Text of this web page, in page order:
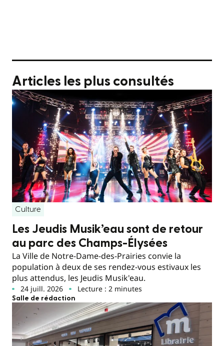
Articles les plus consultés
Culture
Les Jeudis Musik’eau sont de retour
au parc des Champs-Élysées
La Ville de Notre-Dame-des-Prairies convie la
population à deux de ses rendez-vous estivaux les
plus attendus, les Jeudis Musik'eau.
24 juill. 2026 Lecture : 2 minutes
Salle de rédaction